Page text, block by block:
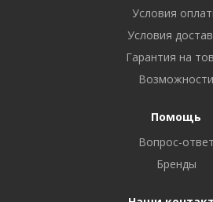
Условия
Условия
Гарантия на
Возможности
Помощь
Вопрос-ответ
Бренды